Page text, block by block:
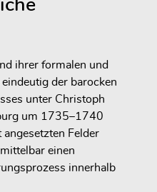
ihrer formalen und
der barocken
unter Christoph
um 1735–1740
Felder
einen
innerhalb